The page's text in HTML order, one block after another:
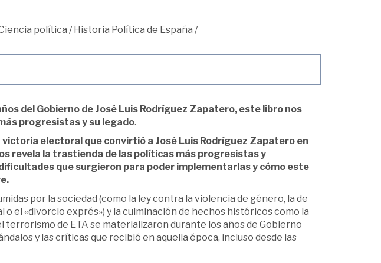
política / Historia Política de España /
del Gobierno de José Luis Rodríguez Zapatero, este libro nos
progresistas y su legado.
victoria electoral que convirtió a José Luis Rodríguez Zapatero en
revela la trastienda de las políticas más progresistas y
que surgieron para poder implementarlas y cómo este
por la sociedad (como la ley contra la violencia de género, la de
o el «divorcio exprés») y la culminación de hechos históricos como la
terrorismo de ETA se materializaron durante los años de Gobierno
y las críticas que recibió en aquella época, incluso desde las